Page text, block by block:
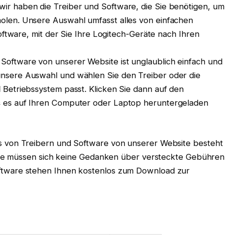
haben die Treiber und Software, die Sie benötigen, um
Unsere Auswahl umfasst alles von einfachen
mit der Sie Ihre Logitech-Geräte nach Ihren
von unserer Website ist unglaublich einfach und
Auswahl und wählen Sie den Treiber oder die
passt. Klicken Sie dann auf den
auf Ihren Computer oder Laptop heruntergeladen
von Treibern und Software von unserer Website besteht
müssen sich keine Gedanken über versteckte Gebühren
stehen Ihnen kostenlos zum Download zur